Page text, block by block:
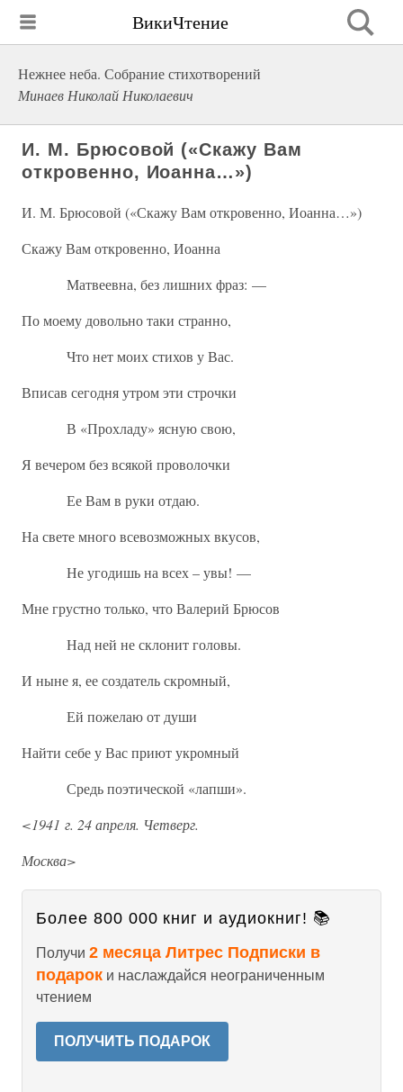
ВикиЧтение
Нежнее неба. Собрание стихотворений
Минаев Николай Николаевич
И. М. Брюсовой («Скажу Вам
откровенно, Иоанна…»)
И. М. Брюсовой («Скажу Вам откровенно, Иоанна…»)
Скажу Вам откровенно, Иоанна
Матвеевна, без лишних фраз: —
По моему довольно таки странно,
Что нет моих стихов у Вас.
Вписав сегодня утром эти строчки
В «Прохладу» ясную свою,
Я вечером без всякой проволочки
Ее Вам в руки отдаю.
На свете много всевозможных вкусов,
Не угодишь на всех – увы! —
Мне грустно только, что Валерий Брюсов
Над ней не склонит головы.
И ныне я, ее создатель скромный,
Ей пожелаю от души
Найти себе у Вас приют укромный
Средь поэтической «лапши».
<1941 г. 24 апреля. Четверг.
Москва>
Более 800 000 книг и аудиокниг! 📚
Получи 2 месяца Литрес Подписки в
подарок и наслаждайся неограниченным
чтением
ПОЛУЧИТЬ ПОДАРОК